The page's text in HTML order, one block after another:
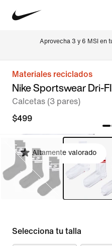
Aprovecha 3 y 6 MSI en
Materiales reciclados
Nike Sportswear Dri-
Calcetas (3 pares)
$499
Altamente valorado
Selecciona tu talla